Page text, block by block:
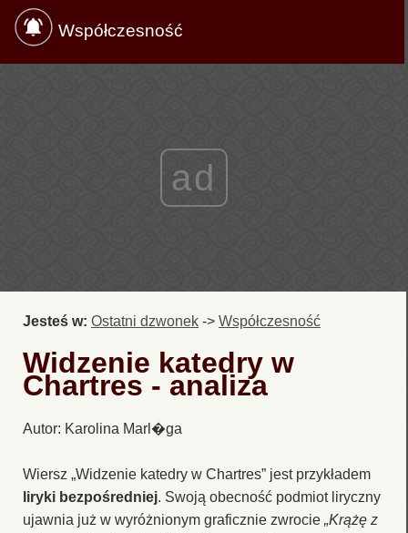
Współczesność
ad
Jesteś w: Ostatni dzwonek -> Współczesność
Widzenie katedry w
Chartres - analiza
Autor: Karolina Marl�ga
Wiersz „Widzenie katedry w Chartres” jest przykładem
liryki bezpośredniej. Swoją obecność podmiot liryczny
ujawnia już w wyróżnionym graficznie zwrocie „Krążę z